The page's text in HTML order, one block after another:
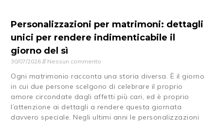
Personalizzazioni per matrimoni: dettagli
unici per rendere indimenticabile il
giorno del sì
30/07/2026 Nessun commento
Ogni matrimonio racconta una storia diversa. È il giorno
in cui due persone scelgono di celebrare il proprio
amore circondate dagli affetti più cari, ed è proprio
l’attenzione ai dettagli a rendere questa giornata
davvero speciale. Negli ultimi anni le personalizzazioni